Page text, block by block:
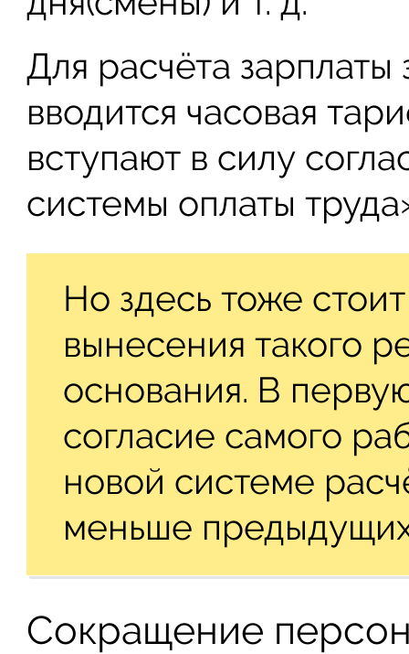
Для расчёта
вводится часовая
вступают в силу
системы оплаты
Но здесь тоже
вынесения такого
основания. В
согласие самого
новой системе
меньше
Сокращение